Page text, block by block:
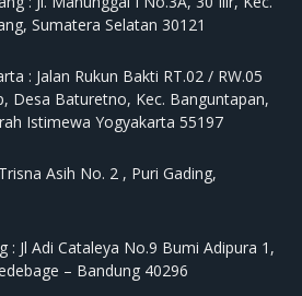
Sumatera Selatan 30121
: Jalan Rukun Bakti RT.02 / RW.05
Desa Baturetno, Kec. Banguntapan,
Istimewa Yogyakarta 55197
Asih No. 2 , Puri Gading,
: Jl Adi Cataleya No.9 Bumi Adipura 1,
– Bandung 40296